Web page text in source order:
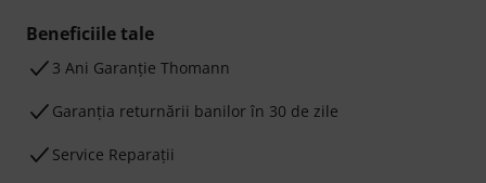
Beneficiile tale
3 Ani Garanție Thomann
Garanţia returnării banilor în 30 de zile
Service Reparații